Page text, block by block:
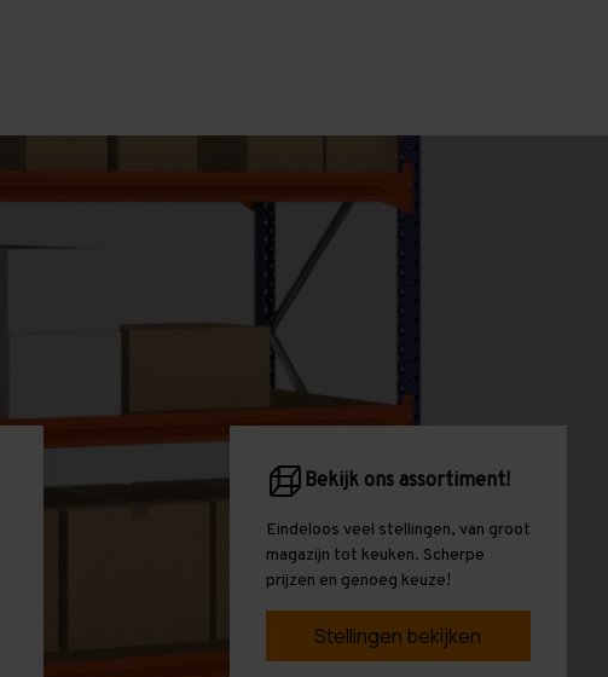
Bekijk ons assortiment!
Eindeloos veel stellingen, van groot
magazijn tot keuken. Scherpe
prijzen en genoeg keuze!
Stellingen bekijken